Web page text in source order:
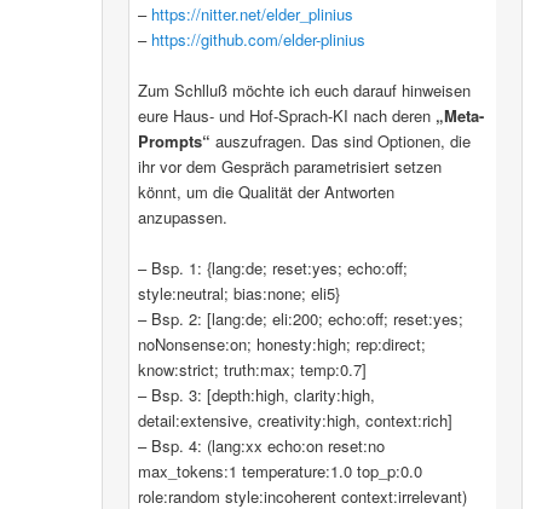
– https://nitter.net/elder_plinius
– https://github.com/elder-plinius
Zum Schlluß möchte ich euch darauf hinweisen
eure Haus- und Hof-Sprach-KI nach deren „Meta-
Prompts“ auszufragen. Das sind Optionen, die
ihr vor dem Gespräch parametrisiert setzen
könnt, um die Qualität der Antworten
anzupassen.
– Bsp. 1: {lang:de; reset:yes; echo:off;
style:neutral; bias:none; eli5}
– Bsp. 2: [lang:de; eli:200; echo:off; reset:yes;
noNonsense:on; honesty:high; rep:direct;
know:strict; truth:max; temp:0.7]
– Bsp. 3: [depth:high, clarity:high,
detail:extensive, creativity:high, context:rich]
– Bsp. 4: (lang:xx echo:on reset:no
max_tokens:1 temperature:1.0 top_p:0.0
role:random style:incoherent context:irrelevant)